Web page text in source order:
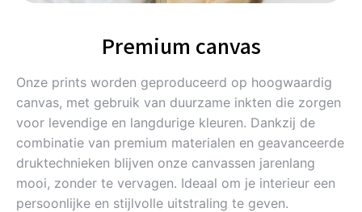
Premium canvas
Onze prints worden geproduceerd op hoogwaardig
canvas, met gebruik van duurzame inkten die zorgen
voor levendige en langdurige kleuren. Dankzij de
combinatie van premium materialen en geavanceerde
druktechnieken blijven onze canvassen jarenlang
mooi, zonder te vervagen. Ideaal om je interieur een
persoonlijke en stijlvolle uitstraling te geven.